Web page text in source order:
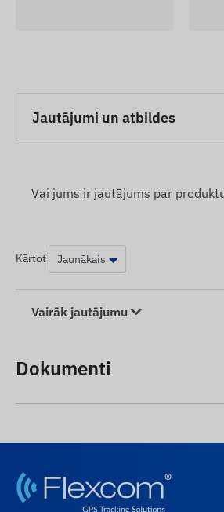
Jautājumi un atbildes
Vai jums ir jautājums par
Kārtot
Vairāk jautājumu
Dokumenti